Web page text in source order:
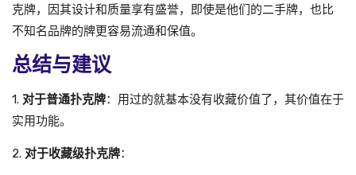
克牌，因其设计和质量享有盛誉，即使是他们的二手牌，也比
不知名品牌的牌更容易流通和保值。
总结与建议
1. 对于普通扑克牌：用过的就基本没有收藏价值了，其价值在于
实用功能。
2. 对于收藏级扑克牌：